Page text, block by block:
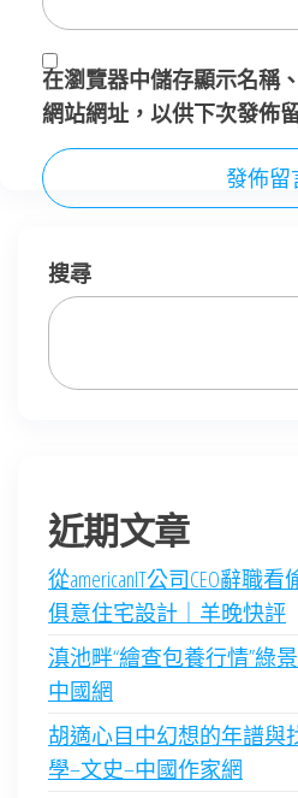
在瀏覽器中儲存顯示名稱
網站網址，以供下次發佈
搜尋
近期文章
從americanIT公司CEO辭職
俱意住宅設計｜羊晚快評
滇池畔“繪查包養行情”綠
中國網
胡適心目中幻想的年譜與
學–文史–中國作家網